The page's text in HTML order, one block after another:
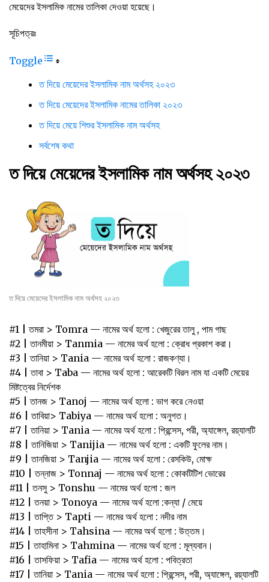
মেয়েদের ইসলামিক নামের তালিকা দেওয়া হয়েছে।
সূচিপত্রঃ
Toggle
ত দিয়ে মেয়েদের ইসলামিক নাম অর্থসহ ২০২৩
ত দিয়ে মেয়েদের ইসলামিক নামের তালিকা ২০২৩
ত দিয়ে মেয়ে শিশুর ইসলামিক নাম অর্থসহ
সর্বশেষ কথা
ত দিয়ে মেয়েদের ইসলামিক নাম অর্থসহ২০২৩
ত দিয়ে মেয়েদের ইসলামিক নাম অর্থসহ ২০২৩
#1 | তমরা > Tomra — নামের অর্থ হলো : খেজুরের তালু , পাম গাছ
#2 | তানমীয়া ‌> Tanmia — নামের অর্থ হলো : ক্রোধ‌ ‌প্রকাশ‌ ‌করা।‌ ‌
#3 | তানিয়া‌ > ‌Tania — নামের অর্থ হলো : রাজকণ্যা।‌ ‌
#4 | তাবা‌ ‌> Taba — নামের অর্থ হলো : আরেকটি‌ ‌বিরল‌ ‌নাম‌ ‌যা‌ ‌একটি‌ ‌মেয়ের‌
‌মিষ্টত্বের‌ ‌নির্দেশক‌
#5 | তানজ > Tanoj — নামের অর্থ হলো : ভাগ করে নেওয়া ‌
#6 | তাবিয়া‌> Tabiya — নামের অর্থ হলো : অনুগত।‌
#7 | তানিয়া > Tania — নামের অর্থ হলো : প্রিন্সেস, পরী, অ্যাঙ্গেল, রয়্যালটি
#8 | তানিজিয়া > Tanijia — নামের অর্থ হলো : একটি ফুলের নাম।
#9 | তানজিয়া > Tanjia — নামের অর্থ হলো : রেসকিউ, মোক্ষ
#10 | তন্নাজ > Tonnaj — নামের অর্থ হলো : কোকটিটিশ ভোরের
#11 | তনসু > Tonshu — নামের অর্থ হলো : জল
#12 | তনয়া > Tonoya — নামের অর্থ হলো :কন্যা / মেয়ে
#13 | তাপ্তি > Tapti — নামের অর্থ হলো : নদীর নাম
#14 | তাহসীনা‌ > ‌Tahsina — নামের অর্থ হলো : উত্তম।‌ ‌
#15 | তাহামিনা‌ > ‌Tahmina — নামের অর্থ হলো : মূল্যবান।‌
#16 | তাসফিয়া > Tafia — নামের অর্থ হলো : পবিত্রতা
#17 | তানিয়া > Tania — নামের অর্থ হলো : প্রিন্সেস, পরী, অ্যাঙ্গেল, রয়্যালটি